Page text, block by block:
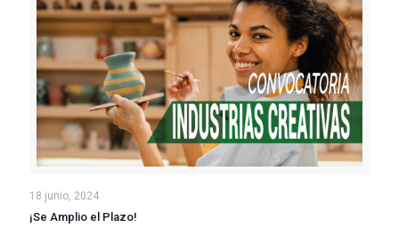
18 junio, 2024
¡Se Amplio el Plazo!